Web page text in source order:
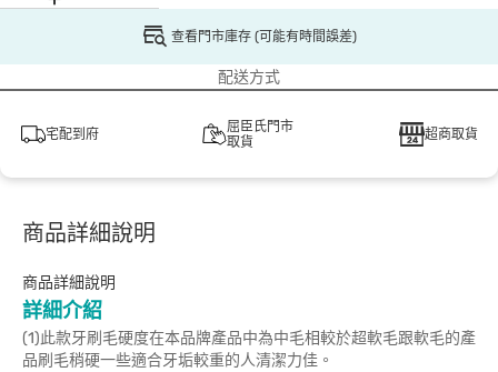
查看門市庫存 (可能有時間誤差)
配送方式
宅配到府
屈臣氏門市
取貨
超商取貨
商品詳細說明
商品詳細說明
詳細介紹
(1)此款牙刷毛硬度在本品牌產品中為中毛相較於超軟毛跟軟毛的產
品刷毛稍硬一些適合牙垢較重的人清潔力佳。